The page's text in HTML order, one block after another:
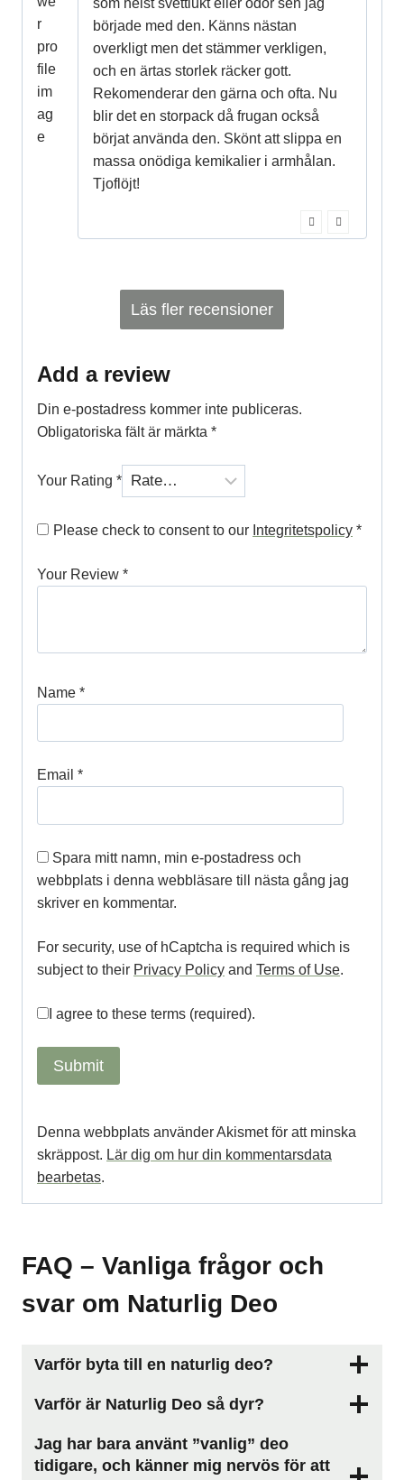
började med den. Känns nästan
overkligt men det stämmer verkligen,
och en ärtas storlek räcker gott.
Rekomenderar den gärna och ofta. Nu
blir det en storpack då frugan också
börjat använda den. Skönt att slippa en
massa onödiga kemikalier i armhålan.
Tjoflöjt!
Läs fler recensioner
Add a review
Din e-postadress kommer inte publiceras.
Obligatoriska fält är märkta *
Your Rating *
Please check to consent to our Integritetspolicy *
Your Review *
Name *
Email *
Spara mitt namn, min e-postadress och
webbplats i denna webbläsare till nästa gång jag
skriver en kommentar.
For security, use of hCaptcha is required which is
subject to their Privacy Policy and Terms of Use.
I agree to these terms (required).
Denna webbplats använder Akismet för att minska
skräppost. Lär dig om hur din kommentarsdata
bearbetas.
FAQ – Vanliga frågor och
svar om Naturlig Deo
Varför byta till en naturlig deo?
Varför är Naturlig Deo så dyr?
Jag har bara använt ”vanlig” deo
tidigare, och känner mig nervös för att